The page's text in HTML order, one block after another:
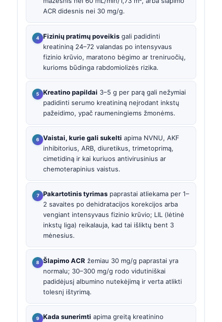
ACR didesnis nei 30 mg/g.
Fizinių pratimų poveikis gali padidinti
kreatininą 24–72 valandas po intensyvaus
fizinio krūvio, maratono bėgimo ar treniruočių,
kurioms būdinga rabdomiolizės rizika.
Kreatino papildai 3–5 g per parą gali nežymiai
padidinti serumo kreatininą neįrodant inkstų
pažeidimo, ypač raumeningiems žmonėms.
Vaistai, kurie gali sukelti apima NVNU, AKF
inhibitorius, ARB, diuretikus, trimetoprimą,
cimetidiną ir kai kuriuos antivirusinius ar
chemoterapinius vaistus.
Pakartotinis tyrimas paprastai atliekama per 1–
2 savaites po dehidratacijos korekcijos arba
vengiant intensyvaus fizinio krūvio; LIL (lėtinė
inkstų liga) reikalauja, kad tai išliktų bent 3
mėnesius.
Šlapimo ACR žemiau 30 mg/g paprastai yra
normalu; 30–300 mg/g rodo vidutiniškai
padidėjusį albumino nutekėjimą ir verta atlikti
tolesnį ištyrimą.
Kada sunerimti apima greitą kreatinino